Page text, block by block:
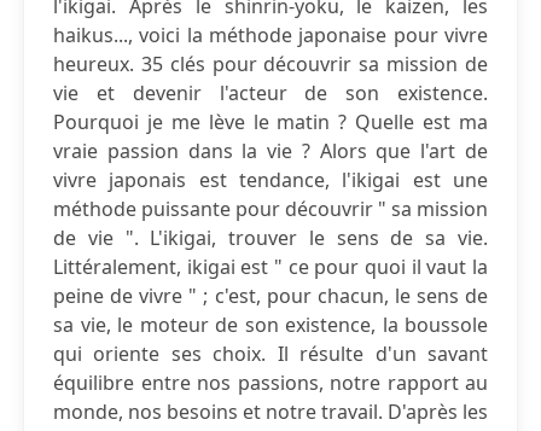
l'ikigai. Après le shinrin-yoku, le kaizen, les
haikus..., voici la méthode japonaise pour vivre
heureux. 35 clés pour découvrir sa mission de
vie et devenir l'acteur de son existence.
Pourquoi je me lève le matin ? Quelle est ma
vraie passion dans la vie ? Alors que l'art de
vivre japonais est tendance, l'ikigai est une
méthode puissante pour découvrir " sa mission
de vie ". L'ikigai, trouver le sens de sa vie.
Littéralement, ikigai est " ce pour quoi il vaut la
peine de vivre " ; c'est, pour chacun, le sens de
sa vie, le moteur de son existence, la boussole
qui oriente ses choix. Il résulte d'un savant
équilibre entre nos passions, notre rapport au
monde, nos besoins et notre travail. D'après les